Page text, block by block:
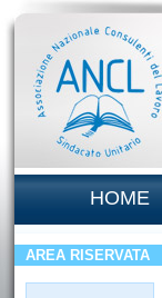
HOME
AREA RISERVATA